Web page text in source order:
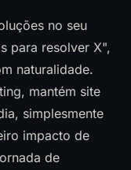
no seu
para resolver X",
naturalidade.
mantém site
simplesmente
impacto de
de